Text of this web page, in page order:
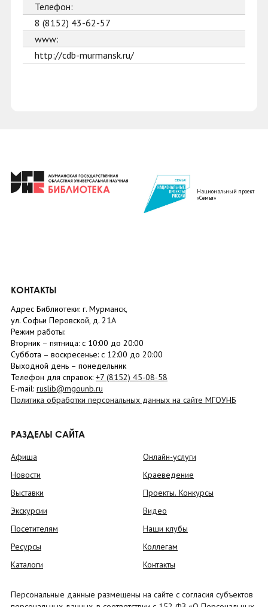
Телефон:
8 (8152) 43-62-57
www:
http://cdb-murmansk.ru/
Национальный проект
«Семья»
КОНТАКТЫ
Адрес Библиотеки: г. Мурманск,
ул. Софьи Перовской, д. 21А
Режим работы:
Вторник – пятница: с 10:00 до 20:00
Суббота – воскресенье: c 12:00 до 20:00
Выходной день – понедельник
Телефон для справок: +7 (8152) 45-08-58
E-mail: ruslib@mgounb.ru
Политика обработки персональных данных на сайте МГОУНБ
РАЗДЕЛЫ САЙТА
Афиша
Новости
Выставки
Экскурсии
Посетителям
Ресурсы
Каталоги
Онлайн-услуги
Краеведение
Проекты. Конкурсы
Видео
Наши клубы
Коллегам
Контакты
Персональные данные размещены на сайте с согласия субъектов